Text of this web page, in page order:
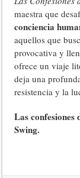
maestra que
conciencia
aquellos que
provocativa y
ofrece un viaje
deja una
resistencia y la
Las
Swing.